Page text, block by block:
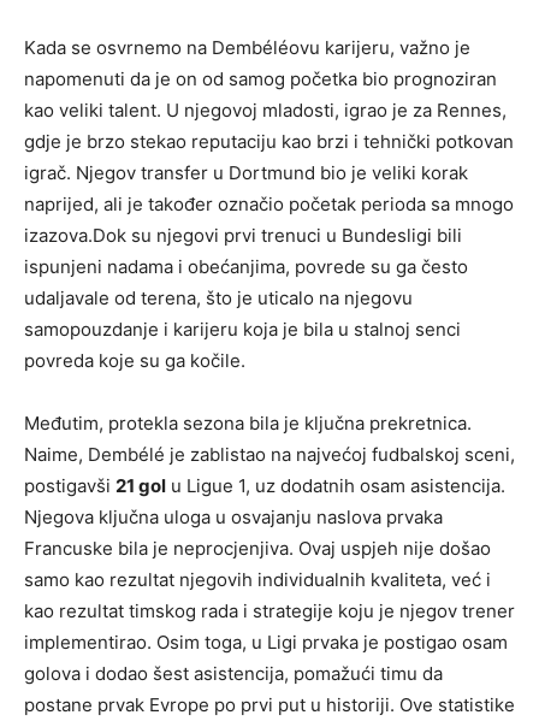
Kada se osvrnemo na Dembéléovu karijeru, važno je
napomenuti da je on od samog početka bio prognoziran
kao veliki talent. U njegovoj mladosti, igrao je za Rennes,
gdje je brzo stekao reputaciju kao brzi i tehnički potkovan
igrač. Njegov transfer u Dortmund bio je veliki korak
naprijed, ali je također označio početak perioda sa mnogo
izazova.Dok su njegovi prvi trenuci u Bundesligi bili
ispunjeni nadama i obećanjima, povrede su ga često
udaljavale od terena, što je uticalo na njegovu
samopouzdanje i karijeru koja je bila u stalnoj senci
povreda koje su ga kočile.
Međutim, protekla sezona bila je ključna prekretnica.
Naime, Dembélé je zablistao na najvećoj fudbalskoj sceni,
postigavši 21 gol u Ligue 1, uz dodatnih osam asistencija.
Njegova ključna uloga u osvajanju naslova prvaka
Francuske bila je neprocjenjiva. Ovaj uspjeh nije došao
samo kao rezultat njegovih individualnih kvaliteta, već i
kao rezultat timskog rada i strategije koju je njegov trener
implementirao. Osim toga, u Ligi prvaka je postigao osam
golova i dodao šest asistencija, pomažući timu da
postane prvak Evrope po prvi put u historiji. Ove statistike